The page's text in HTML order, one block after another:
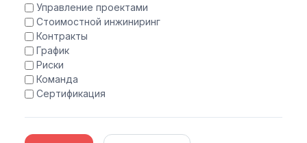
Управление проектами
Стоимостной инжиниринг
Контракты
График
Риски
Команда
Сертификация